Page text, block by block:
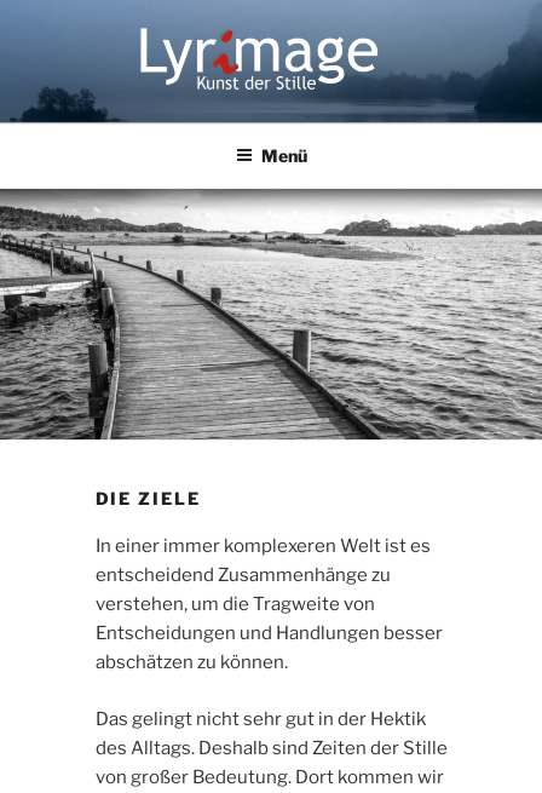
LYRIMAGE
Kunst der Stille
Menü
DIE ZIELE
In einer immer komplexeren Welt ist es
entscheidend Zusammenhänge zu
verstehen, um die Tragweite von
Entscheidungen und Handlungen besser
abschätzen zu können.
Das gelingt nicht sehr gut in der Hektik
des Alltags. Deshalb sind Zeiten der Stille
von großer Bedeutung. Dort kommen wir